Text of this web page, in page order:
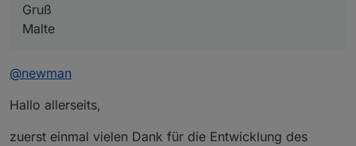
Gruß
Malte
@newman
Hallo allerseits,
zuerst einmal vielen Dank für die Entwicklung des